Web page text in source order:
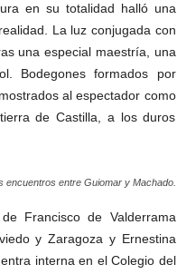
en su totalidad halló una
La luz conjugada con
una especial maestría, una
Bodegones formados por
al espectador como
de Castilla, a los duros
encuentros entre Guiomar y Machado.
Francisco de Valderrama
y Zaragoza y Ernestina
interna en el Colegio del